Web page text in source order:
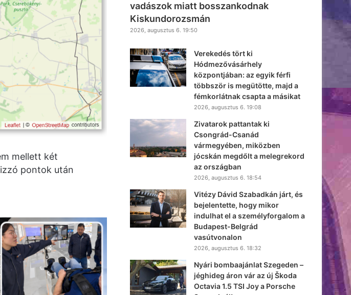
mellett két
pontok után
vadászok miatt bosszankodnak
Kiskundorozsmán
2026, augusztus 6. 19:50
Verekedés tört ki
Hódmezővásárhely
központjában: az egyik férfi
többször is megütötte, majd a
fémkorlátnak csapta a másikat
2026, augusztus 6. 19:08
Zivatarok pattantak ki
Csongrád-Csanád
vármegyében, miközben
jócskán megdőlt a melegrekord
az országban
2026, augusztus 6. 18:54
Vitézy Dávid Szabadkán járt, és
bejelentette, hogy mikor
indulhat el a személyforgalom a
Budapest-Belgrád
vasútvonalon
2026, augusztus 6. 18:32
Nyári bombaajánlat Szegeden –
jéghideg áron vár az új Škoda
Octavia 1.5 TSI Joy a Porsche